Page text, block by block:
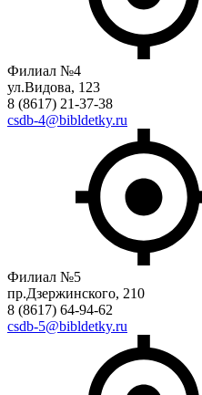
Филиал №4
ул.Видова, 123
8 (8617) 21-37-38
csdb-4@bibldetky.ru
Филиал №5
пр.Дзержинского, 210
8 (8617) 64-94-62
csdb-5@bibldetky.ru